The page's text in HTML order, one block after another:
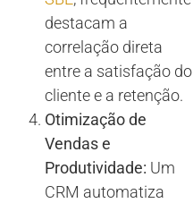
destacam a
correlação direta
entre a satisfação do
cliente e a retenção.
Otimização de
Vendas e
Produtividade: Um
CRM automatiza